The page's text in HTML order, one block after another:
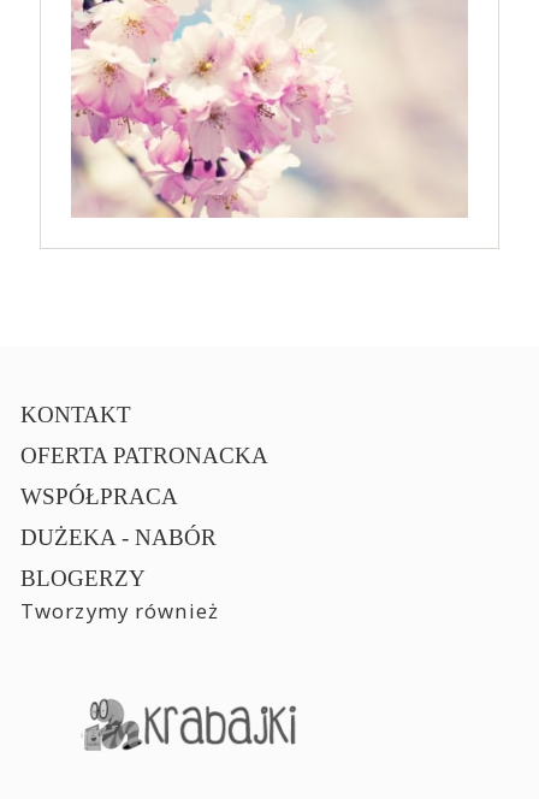
KONTAKT
OFERTA PATRONACKA
WSPÓŁPRACA
DUŻEKA - NABÓR
BLOGERZY
Tworzymy również